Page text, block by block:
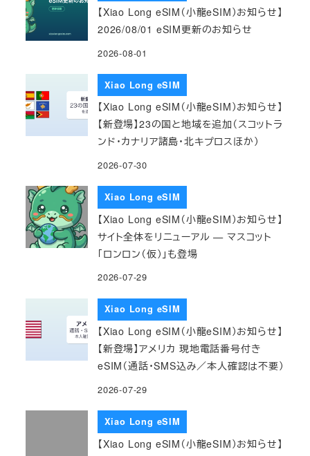
【Xiao Long eSIM（小龍eSIM）お知らせ】
2026/08/01 eSIM更新のお知らせ
2026-08-01
Xiao Long eSIM
【Xiao Long eSIM（小龍eSIM）お知らせ】
【新登場】23の国と地域を追加（スコットラ
ンド・カナリア諸島・北キプロスほか）
2026-07-30
Xiao Long eSIM
【Xiao Long eSIM（小龍eSIM）お知らせ】
サイト全体をリニューアル — マスコット
「ロンロン（仮）」も登場
2026-07-29
Xiao Long eSIM
【Xiao Long eSIM（小龍eSIM）お知らせ】
【新登場】アメリカ 現地電話番号付き
eSIM（通話・SMS込み／本人確認は不要）
2026-07-29
Xiao Long eSIM
【Xiao Long eSIM（小龍eSIM）お知らせ】